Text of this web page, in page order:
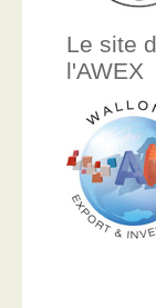
Le site
l'AWEX